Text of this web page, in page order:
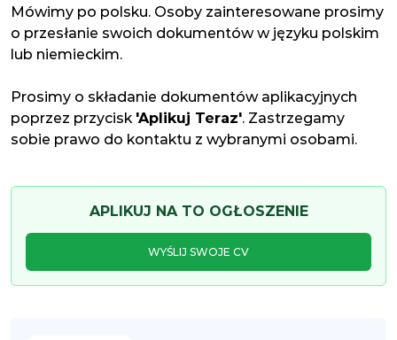
Mówimy po polsku. Osoby zainteresowane prosimy
o przesłanie swoich dokumentów w języku polskim
lub niemieckim.
Prosimy o składanie dokumentów aplikacyjnych
poprzez przycisk 'Aplikuj Teraz'. Zastrzegamy
sobie prawo do kontaktu z wybranymi osobami.
APLIKUJ NA TO OGŁOSZENIE
WYŚLIJ SWOJE CV